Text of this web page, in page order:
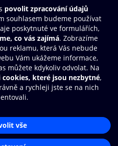
údajů
O2 Knihovna